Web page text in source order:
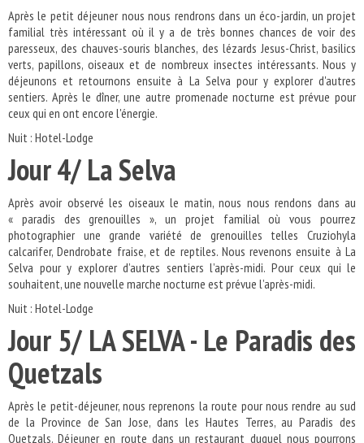
Après le petit déjeuner nous nous rendrons dans un éco-jardin, un projet
familial très intéressant où il y a de très bonnes chances de voir des
paresseux, des chauves-souris blanches, des lézards Jesus-Christ, basilics
verts, papillons, oiseaux et de nombreux insectes intéressants. Nous y
déjeunons et retournons ensuite à La Selva pour y explorer d'autres
sentiers. Après le dîner, une autre promenade nocturne est prévue pour
ceux qui en ont encore l'énergie.
Nuit : Hotel-Lodge
Jour 4/ La Selva
Après avoir observé les oiseaux le matin, nous nous rendons dans au
« paradis des grenouilles », un projet familial où vous pourrez
photographier une grande variété de grenouilles telles Cruziohyla
calcarifer, Dendrobate fraise, et de reptiles. Nous revenons ensuite à La
Selva pour y explorer d’autres sentiers l’après-midi. Pour ceux qui le
souhaitent, une nouvelle marche nocturne est prévue l’après-midi.
Nuit : Hotel-Lodge
Jour 5/ LA SELVA - Le Paradis des
Quetzals
Après le petit-déjeuner, nous reprenons la route pour nous rendre au sud
de la Province de San Jose, dans les Hautes Terres, au Paradis des
Quetzals. Déjeuner en route dans un restaurant duquel nous pourrons